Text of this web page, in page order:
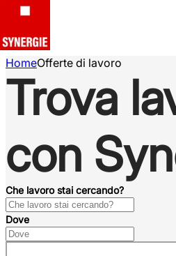
HomeOfferte di lavoro
Trova
con
Che lavoro stai cercando?
Dove